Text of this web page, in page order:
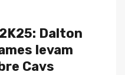
Dalton
levam
Cavs